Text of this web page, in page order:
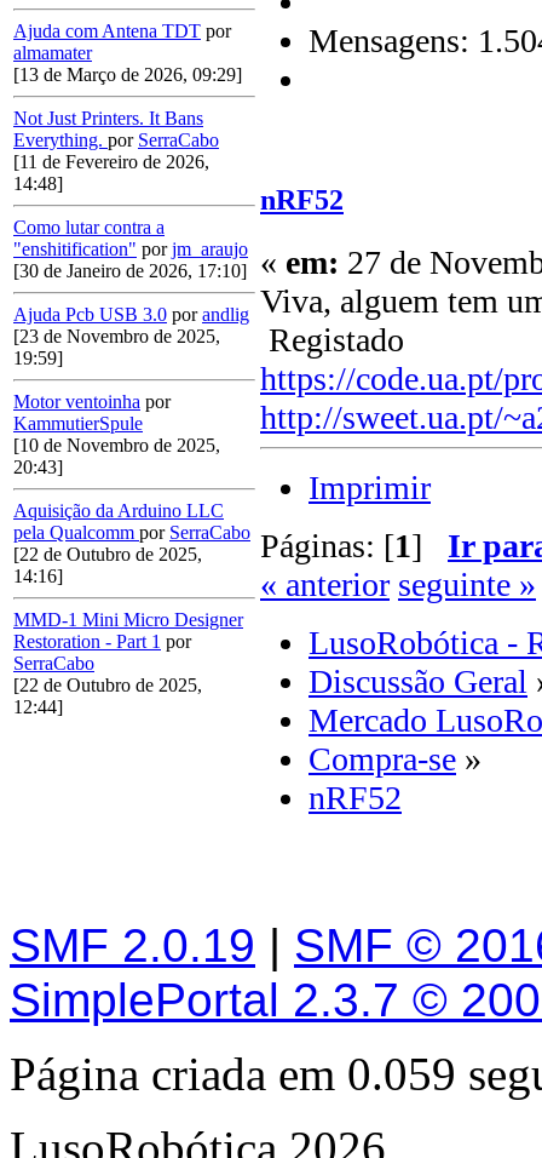
Ajuda com Antena TDT por
almamater
[13 de Março de 2026, 09:29]
Not Just Printers. It Bans
Everything. por SerraCabo
[11 de Fevereiro de 2026,
14:48]
Como lutar contra a
"enshitification" porjm_araujo
[30 de Janeiro de 2026, 17:10]
Ajuda Pcb USB 3.0 porandlig
[23 de Novembro de 2025,
19:59]
Motor ventoinha por
KammutierSpule
[10 de Novembro de 2025,
20:43]
Aquisição da Arduino LLC
pela Qualcomm por SerraCabo
[22 de Outubro de 2025,
14:16]
MMD-1 Mini Micro Designer
Restoration - Part 1 por
SerraCabo
[22 de Outubro de 2025,
12:44]
Mensagens:
nRF52
« em: 27 de
Viva, alguem tem
Registado
https://code.ua.pt/
http://sweet.ua.pt/
Imprimir
Páginas: [1] Ir
« anterior seguinte »
LusoRobótica -
Discussão Geral
Mercado
Compra-se »
nRF52
SMF 2.0.19 | SMF ©
SimplePortal 2.3.7 ©
Página criada em 0.059